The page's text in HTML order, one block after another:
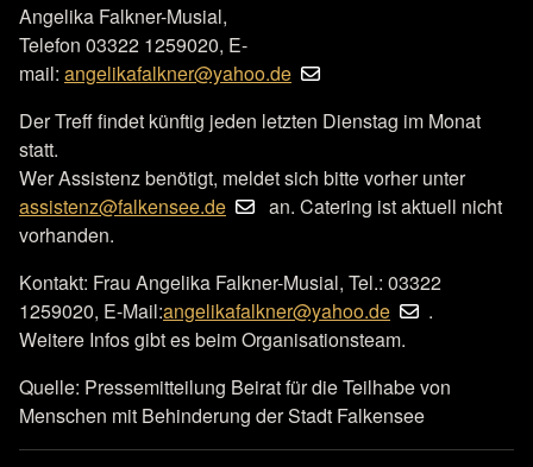
Angelika Falkner-Musial,
Telefon 03322 1259020, E-
mail: angelikafalkner@yahoo.de
Der Treff findet künftig jeden letzten Dienstag im Monat
statt.
Wer Assistenz benötigt, meldet sich bitte vorher unter
assistenz@falkensee.de
an. Catering ist aktuell nicht
vorhanden.
Kontakt: Frau Angelika Falkner-Musial, Tel.: 03322
1259020, E-Mail:angelikafalkner@yahoo.de
.
Weitere Infos gibt es beim Organisationsteam.
Quelle: Pressemitteilung Beirat für die Teilhabe von
Menschen mit Behinderung der Stadt Falkensee